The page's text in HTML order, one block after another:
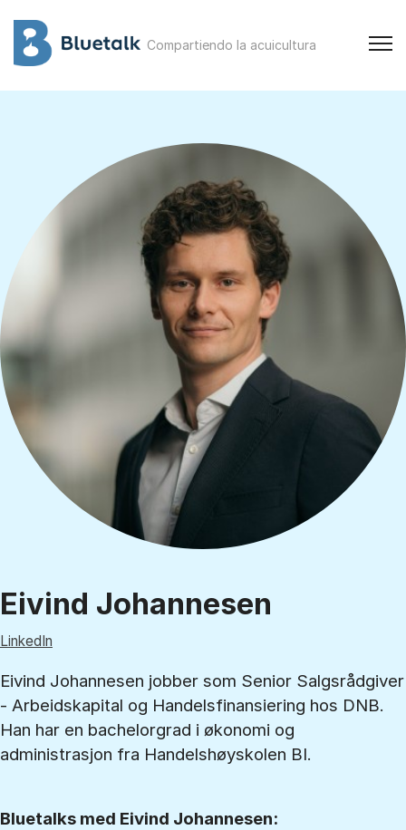
Compartiendo la acuicultura
Eivind Johannesen
LinkedIn
Eivind Johannesen jobber som Senior Salgsrådgiver
- Arbeidskapital og Handelsfinansiering hos DNB.
Han har en bachelorgrad i økonomi og
administrasjon fra Handelshøyskolen BI.
Bluetalks med Eivind Johannesen: